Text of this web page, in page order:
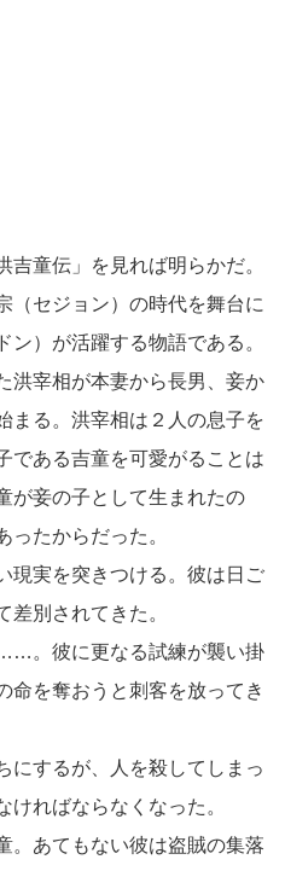
吉童伝」を見れば明らかだ。
（セジョン）の時代を舞台に
）が活躍する物語である。
洪宰相が本妻から長男、妾か
まる。洪宰相は２人の息子を
である吉童を可愛がることは
が妾の子として生まれたの
ったからだった。
現実を突きつける。彼は日ご
差別されてきた。
。彼に更なる試練が襲い掛
命を奪おうと刺客を放ってき
にするが、人を殺してしまっ
ければならなくなった。
。あてもない彼は盗賊の集落